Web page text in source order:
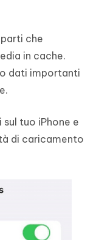
che
in cache.
dati importanti
tuo iPhone e
di caricamento